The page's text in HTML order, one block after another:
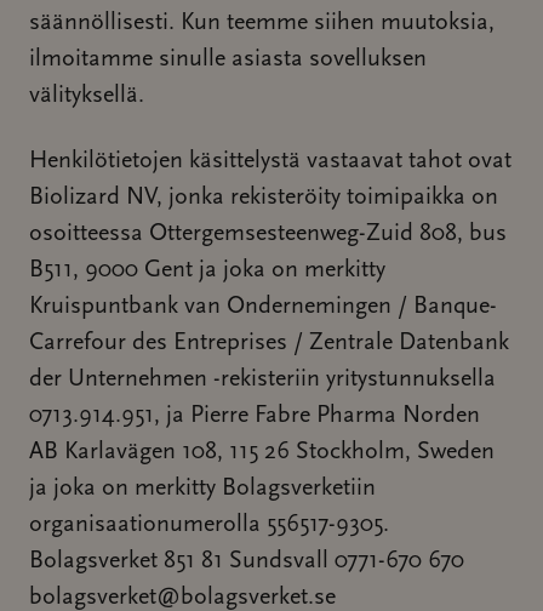
säännöllisesti. Kun teemme siihen muutoksia,
ilmoitamme sinulle asiasta sovelluksen
välityksellä.
Henkilötietojen käsittelystä vastaavat tahot ovat
Biolizard NV, jonka rekisteröity toimipaikka on
osoitteessa Ottergemsesteenweg-Zuid 808, bus
B511, 9000 Gent ja joka on merkitty
Kruispuntbank van Ondernemingen / Banque-
Carrefour des Entreprises / Zentrale Datenbank
der Unternehmen -rekisteriin yritystunnuksella
0713.914.951, ja Pierre Fabre Pharma Norden
AB Karlavägen 108, 115 26 Stockholm, Sweden
ja joka on merkitty Bolagsverketiin
organisaationumerolla 556517-9305.
Bolagsverket 851 81 Sundsvall 0771-670 670
bolagsverket@bolagsverket.se